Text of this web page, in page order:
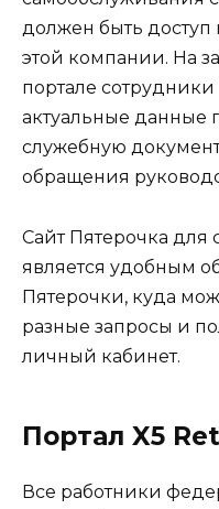
должен быть доступ
этой компании. На
портале сотрудники
актуальные данные
служебную
обращения
Сайт Пятерочка для
является удобным
Пятерочки, куда
разные запросы и
личный кабинет.
Портал X5
Все работники